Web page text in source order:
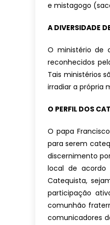
e mistagogo
A DIVERSIDADE
O ministério de
reconhecidos
Tais ministérios
irradiar a própria
O PERFIL DOS
O papa
para serem
discernimento
local de acordo
Catequista,
participação
comunhão
comunicadores